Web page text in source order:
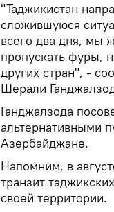
"Таджикистан
сложившуюся
всего два дня, мы
пропускать фуры,
других стран", -
Шерали
Ганджалзода
альтернативными
Азербайджане.
Напомним, в
транзит
своей территории.